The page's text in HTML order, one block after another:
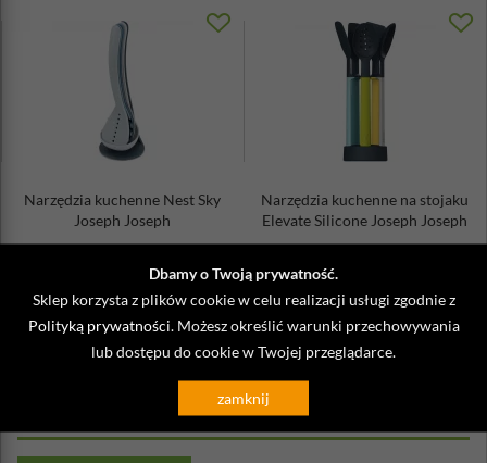
Dbamy o Twoją prywatność.
Sklep korzysta z plików cookie w celu realizacji usługi zgodnie z
Polityką prywatności . Możesz określić warunki przechowywania
lub dostępu do cookie w Twojej przeglądarce.
zamknij
Materiał: silikonowa główka odporna na temperaturę do
C, nylonowa rączka odporna na temperaturę do
C, wolna od BPA
Można myć w zmywarce, stojak przecierać wilgotną
ściereczką
Nadaje się do powierzchni nieprzywieralnych
Uwaga: nie można pozostawiać akcesoriów Elevate Silicone
przebarwieniom, należy unikać kontaktu z silnymi
barwnikami, takimi jak kurkuma.
Narzędzia kuchenne Nest Sky
Joseph Joseph
189,00 zł
Narzędzia kuchenne na stojaku
Elevate Silicone Joseph Joseph
279,00 zł
Opinie o Narzędzia kuchenne na
stojaku Elevate Silicone Joseph Joseph